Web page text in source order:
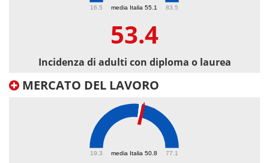
media Italia 55.1
16.5 83.5
53.4
Incidenza di adulti con diploma o laurea
MERCATO DEL LAVORO
media Italia 50.8
19.3 77.1